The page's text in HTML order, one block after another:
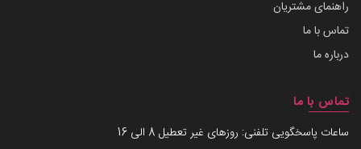
راهنمای مشتریان
تماس با ما
درباره ما
تماس با ما
ساعات پاسخگویی تلفنی: روزهای غیر تعطیل 8 الی 16